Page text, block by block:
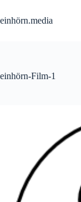
Inhalt
springen
einhörn.media
einhörn-Film-1